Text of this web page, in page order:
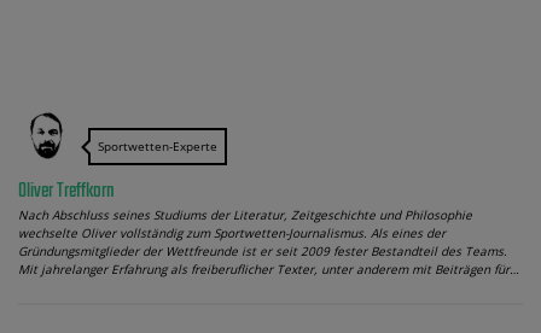
Sportwetten-Experte
Oliver Treffkorn
Nach Abschluss seines Studiums der Literatur, Zeitgeschichte und Philosophie
wechselte Oliver vollständig zum Sportwetten-Journalismus. Als eines der
Gründungsmitglieder der Wettfreunde ist er seit 2009 fester Bestandteil des Teams.
Mit jahrelanger Erfahrung als freiberuflicher Texter, unter anderem mit Beiträgen für…